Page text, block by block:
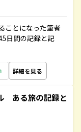
ことになった筆者
日間の記録と記
詳細を見る
ある旅の記録と